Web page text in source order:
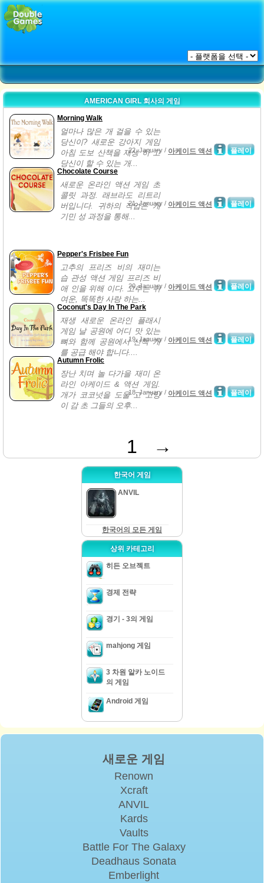
AMERICAN GIRL 회사의 게임
Morning Walk
얼마나 많은 개 걸을 수 있는
당신이? 새로운 강아지 게임
아침 도보 산책을 재생 하 고
당신이 할 수 있는 개...
플레이
22, January / 아케이드 액션
Chocolate Course
새로운 온라인 액션 게임 초
콜릿 과정. 래브라도 리트리
버입니다. 귀하의 작업은 개
기민 성 과정을 통해...
플레이
21, January / 아케이드 액션
Pepper's Frisbee Fun
고추의 프리즈 비의 재미는
습 관성 액션 게임 프리즈 비
애 인을 위해 이다. 고추는 귀
여운, 똑똑한 사랑 하는...
플레이
20, January / 아케이드 액션
Coconut's Day In The Park
재생 새로운 온라인 플래시
게임 날 공원에 어디 맛 있는
뼈와 함께 공원에서 산책 개
를 공급 해야 합니다....
플레이
19, January / 아케이드 액션
Autumn Frolic
장난 치며 놀 다가을 재미 온
라인 아케이드 & 액션 게임.
개가 코코넛을 도울 고 고양
이 감 초 그들의 오후...
플레이
18, January / 아케이드 액션
1 →
한국어 게임
ANVIL
한국어의 모든 게임
상위 카테고리
히든 오브젝트
경제 전략
경기 - 3의 게임
mahjong 게임
3 차원 알카 노이드
의 게임
Android 게임
새로운 게임
Renown
Xcraft
ANVIL
Kards
Vaults
Battle For The Galaxy
Deadhaus Sonata
Emberlight